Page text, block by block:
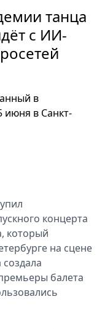
танца
с ИИ-
в
июня в Санкт-
концерта
который
на сцене
балета